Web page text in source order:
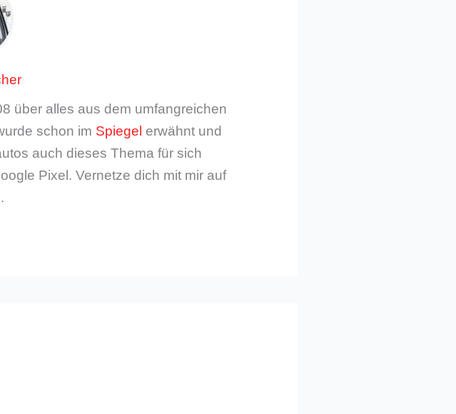
über alles aus dem umfangreichen
schon im Spiegel erwähnt und
auch dieses Thema für sich
Pixel. Vernetze dich mit mir auf
.